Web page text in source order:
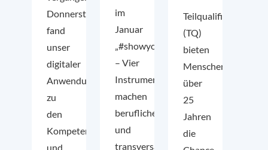
Donnerstag
fand
unser
digitaler
Anwendungsworkshop
zu
den
Kompetenz-
und
im
Januar
„#showyourskills
– Vier
Instrumente
machen
berufliche
und
transversale
Teilqualifikationen
(TQ)
bieten
Menschen
über
25
Jahren
die